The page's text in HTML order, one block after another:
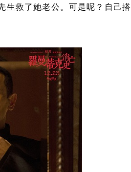
生救了她老公。可是呢？自己搭